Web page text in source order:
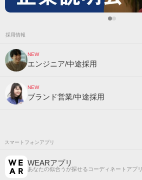
採用情報
NEW
エンジニア/中途採用
NEW
ブランド営業/中途採用
スマートフォンアプリ
WEARアプリ
あなたの似合うが探せるコーディネートアプリ